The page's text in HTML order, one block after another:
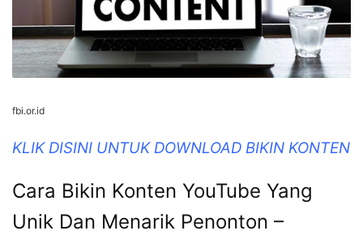
fbi.or.id
KLIK DISINI UNTUK DOWNLOAD BIKIN KONTEN
Cara Bikin Konten YouTube Yang
Unik Dan Menarik Penonton –